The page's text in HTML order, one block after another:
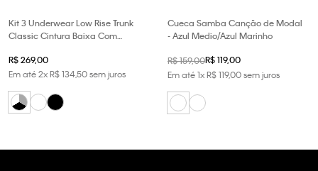
Kit 3 Underwear Low Rise Trunk
Classic Cintura Baixa Com
Multicolor
R$269,00
Em até2xR$13450sem juros
Cueca Samba Canção de Modal
- Azul Medio/Azul Marinho
R$159,00R$119,00
Em até1xR$119,00sem juros